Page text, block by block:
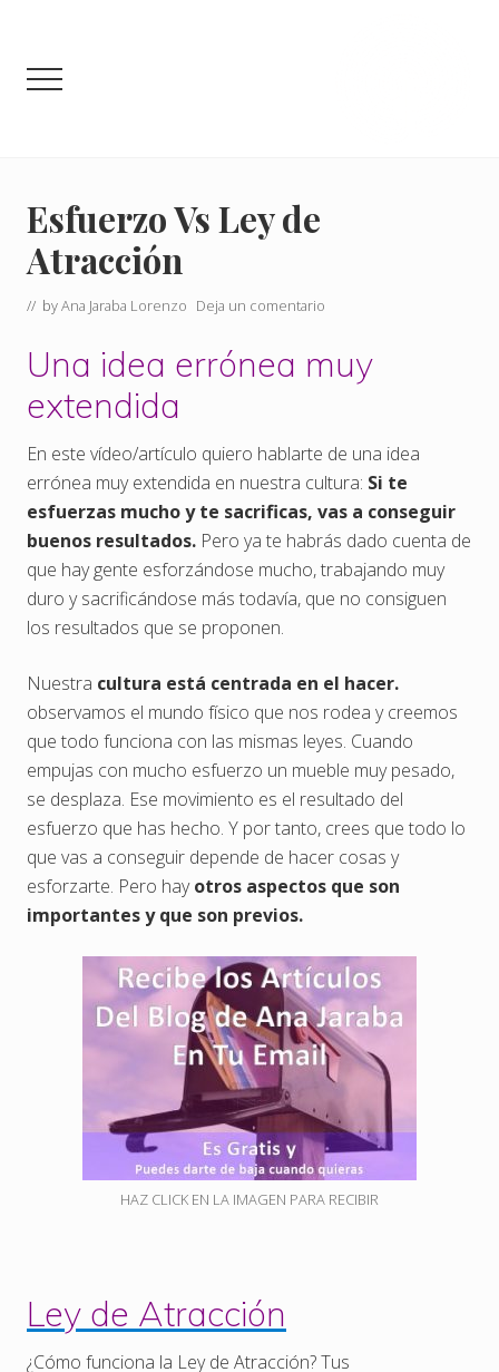
contenido
Vida
que
Mereces
Menu
Esfuerzo Vs Ley de
Atracción
// byAna Jaraba Lorenzo Deja un comentario
Una idea errónea muy
extendida
En este vídeo/artículo quiero hablarte de una idea
errónea muy extendida en nuestra cultura: Si te
esfuerzas mucho y te sacrificas, vas a conseguir
buenos resultados. Pero ya te habrás dado cuenta de
que hay gente esforzándose mucho, trabajando muy
duro y sacrificándose más todavía, que no consiguen
los resultados que se proponen.
Nuestra cultura está centrada en el hacer.
observamos el mundo físico que nos rodea y creemos
que todo funciona con las mismas leyes. Cuando
empujas con mucho esfuerzo un mueble muy pesado,
se desplaza. Ese movimiento es el resultado del
esfuerzo que has hecho. Y por tanto, crees que todo lo
que vas a conseguir depende de hacer cosas y
esforzarte. Pero hayotros aspectos que son
importantes y que son previos.
HAZ CLICK EN LA IMAGEN PARA RECIBIR
Ley de Atracción
¿Cómo funciona la Ley de Atracción? Tus